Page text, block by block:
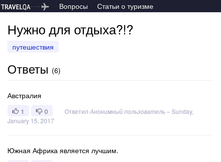
Вопросы Статьи о туризме
Нужно для отдыха?!?
путешествия
Ответы (6)
Австралия
1 0 Ответил Анонимный пользователь–Sunday,
January 15, 2017
Южная Африка является лучшим.